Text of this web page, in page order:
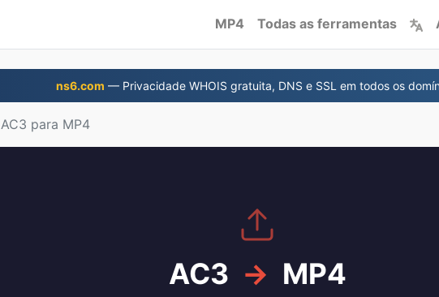
MP4 Todas as ferramentas
ns6.com — Privacidade WHOIS gratuita, DNS e SSL em todos os
AC3 para MP4
AC3 → MP4